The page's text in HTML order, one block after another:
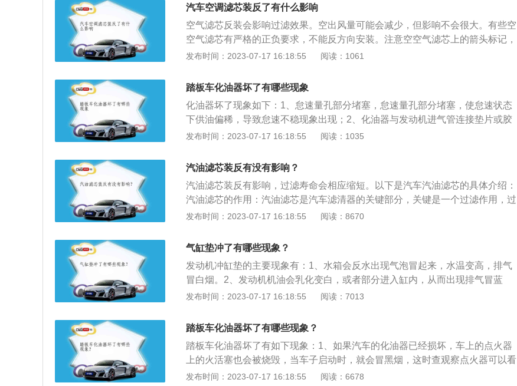
汽车空调滤芯装反了有什么影响
空气滤芯反装会影响过滤效果。空出风量可能会减少，但影响不会很大。有些空
空气滤芯有严格的正负要求，不能反方向安装。注意空空气滤芯上的箭头标记，
按照正反方向安装，正面朝向气流方向。空滤芯可分为正反两部分，需要正确的
出，箭头为气流方向和安装方向。而且，空滤芯两侧表面结构不同。常见的粗糙
面是正面，上面面向气流方向，有支撑线结构的面是反面，背面面向气流方向。
含活性炭的黑色面面向气流方向时为正，白色面面向气流方向时为负。空气滤芯
的作用:1、空气滤芯是一种过滤器，又叫空气滤筒、空气滤清器、风格等。主要
用于工程机车、汽车、农用机车、实验室、无菌操作室及各种精密操作室中的空
气中悬浮的尘埃被吸入气缸中,就会加速活塞组及气缸的磨损;3、较大的颗粒进入
活塞与气缸之间，会造成严重的“拉缸”现象，这在干燥多沙的工作环境中尤为严
重;4、空气滤清器装在化油器或进气管的前方，起到滤除空气中灰尘、砂粒的作
发布时间：2023-07-17 16:18:55 阅读：1061
踏板车化油器坏了有哪些现象
化油器坏了现象如下：1、怠速量孔部分堵塞，怠速量孔部分堵塞，使怠速状态
下供油偏稀，导致怠速不稳现象出现；2、化油器与发动机进气管连接垫片或胶
圈损坏，连接垫片或胶圈损坏会出现漏气现象；3、化油器与发动机进气管连接
装置、怠速装置、中等负荷装置、全负荷装置、加速装置。化油器会根据发动机
配出的混合气混合的比较均匀，化油器还具备使燃油雾化的效果，以供机器正常
运行。简单的化油器由上中下三部分组成，上部分有进气口和浮子室，中间部分
有喉管、量孔和喷管，下部分有节气门等。
发布时间：2023-07-17 16:18:55 阅读：1035
汽油滤芯装反有没有影响？
汽油滤芯装反有影响，过滤寿命会相应缩短。以下是汽车汽油滤芯的具体介绍：
汽油滤芯的作用：汽油滤芯是汽车滤清器的关键部分，关键是一个过滤作用，过
滤汽车汽油中一些杂质。一旦汽油滤芯脏，引起汽油滤清器过脏或堵塞，对汽车
维护：由于汽车滤清器的主体是汽车滤芯，而汽车滤芯是一次性的消耗品，维护
方法就是定期更换汽车滤芯，没有必要等到汽车滤芯脏之后更换，大多数汽车每
驾驶1万公里即可考虑更换一次。
发布时间：2023-07-17 16:18:55 阅读：8670
气缸垫冲了有哪些现象？
发动机冲缸垫的主要现象有：1、水箱会反水出现气泡冒起来，水温变高，排气
冒白烟。2、发动机机油会乳化变白，或者部分进入缸内，从而出现排气冒蓝
烟。3、车辆行驶时明显发动机工作动力不足，降低加速性能，严重时有敲缸的
下：1、简介：汽车发动机是为汽车提供动力的装置，是汽车的心脏，决定着汽
车的动力性、经济性、稳定性和环保性。2、分类：根据动力来源不同，汽车发
动机可分为柴油发动机、汽油发动机、电动汽车电动机以及混合动力等。
发布时间：2023-07-17 16:18:55 阅读：7013
踏板车化油器坏了有哪些现象？
踏板车化油器坏了有如下现象：1、如果汽车的化油器已经损坏，车上的点火器
上的火活塞也会被烧毁，当车子启动时，就会冒黑烟，这时查观察点火器可以看
出化油器是否损坏。2、通过化油器清洗剂也可以判断化油器是否损坏，先摘下
发布时间：2023-07-17 16:18:55 阅读：6678